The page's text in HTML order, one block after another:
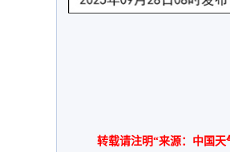
转载请注明“来源：中国天